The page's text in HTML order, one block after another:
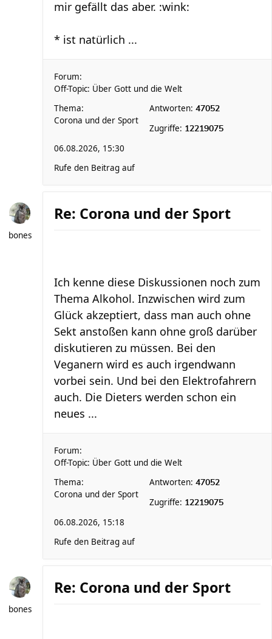
mir gefällt das aber. :wink:
* ist natürlich ...
Forum:
Off-Topic: Über Gott und die Welt
Thema:
Corona und der Sport
Antworten: 47052
Zugriffe: 12219075
06.08.2026, 15:30
Rufe den Beitrag auf
bones
Re: Corona und der Sport
Ich kenne diese Diskussionen noch zum
Thema Alkohol. Inzwischen wird zum
Glück akzeptiert, dass man auch ohne
Sekt anstoßen kann ohne groß darüber
diskutieren zu müssen. Bei den
Veganern wird es auch irgendwann
vorbei sein. Und bei den Elektrofahrern
auch. Die Dieters werden schon ein
neues ...
Forum:
Off-Topic: Über Gott und die Welt
Thema:
Corona und der Sport
Antworten: 47052
Zugriffe: 12219075
06.08.2026, 15:18
Rufe den Beitrag auf
bones
Re: Corona und der Sport